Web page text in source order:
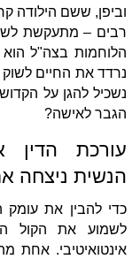
וביפן, ששם הילודה
הלוחמות בצה"ל
נרדד את החיים לשוק
נשכיל להגן על
הגבר לאישה?
עורכת הדין
הנשית ניצחה
כדי להבין את עומק
לשמוע את הקול
אינטואיטיבי. אחת